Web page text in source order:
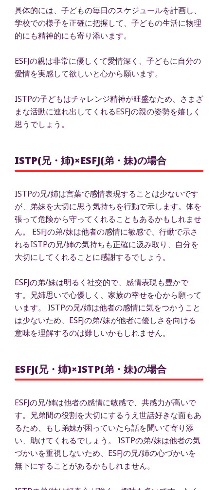
具体的には、子どもの毎日のスケジュールを計画し、
学校での様子を正確に把握して、子どもの生活に物理
的にも精神的にも寄り添います。
ESFJの親は非常に優しくて愛情深く、子どもに自分の
愛情を実感して欲しいと心から願います。
ISTPの子どもはチャレンジ精神が旺盛なため、さまざ
まな活動に連れ出してくれるESFJの親の姿勢を嬉しく
思うでしょう。
ISTP(兄・姉)×ESFJ(弟・妹)の場合
ISTPの兄/姉は言葉で感情表現することは少ないです
が、弟妹を大切に思う気持ちを行動で示します。体を
張って危険から守ってくれることもあるかもしれませ
ん。 ESFJの弟/妹は他者の感情に敏感で、行動で示さ
れるISTPの兄/姉の気持ちも正確に汲み取り、自分を
大切にしてくれることに感謝するでしょう。
ESFJの弟/妹は明るく社交的で、感情表現も豊かで
す。兄姉思いで心優しく、家族の幸せを心から願って
います。 ISTPの兄/姉は他者の感情に気をつかうこと
は少ないため、ESFJの弟/妹が他者に優しさを向ける
意味を理解するのは難しいかもしれません。
ESFJ(兄・姉)×ISTP(弟・妹)の場合
ESFJの兄/姉は他者の感情に敏感で、共感力が高いで
す。兄弟間の役割を大切にするうえ世話好きな面もあ
るため、もし弟妹が困っていたら話を聞いて寄り添
い、助けてくれるでしょう。 ISTPの弟/妹は他者の気
づかいを重視しないため、ESFJの兄/姉の心づかいを
無下にすることがあるかもしれません。